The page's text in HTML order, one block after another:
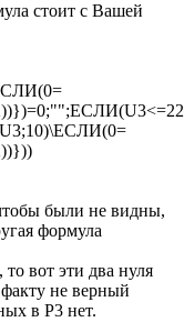
стоит с Вашей
были не видны,
формула
вот эти два нуля
не верный
в Р3 нет.